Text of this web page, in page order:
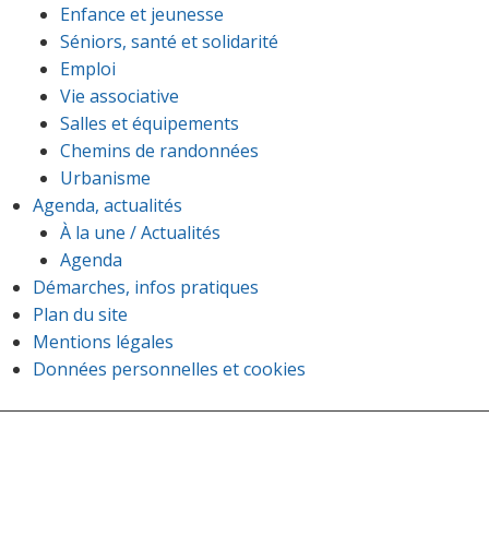
Enfance et jeunesse
Séniors, santé et solidarité
Emploi
Vie associative
Salles et équipements
Chemins de randonnées
Urbanisme
Agenda, actualités
À la une / Actualités
Agenda
Démarches, infos pratiques
Plan du site
Mentions légales
Données personnelles et cookies